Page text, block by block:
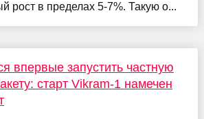
рост в пределах 5-7%. Такую о...
впервые запустить частную
старт Vikram-1 намечен